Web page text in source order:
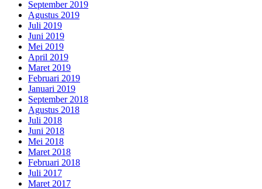
September 2019
Agustus 2019
Juli 2019
Juni 2019
Mei 2019
April 2019
Maret 2019
Februari 2019
Januari 2019
September 2018
Agustus 2018
Juli 2018
Juni 2018
Mei 2018
Maret 2018
Februari 2018
Juli 2017
Maret 2017